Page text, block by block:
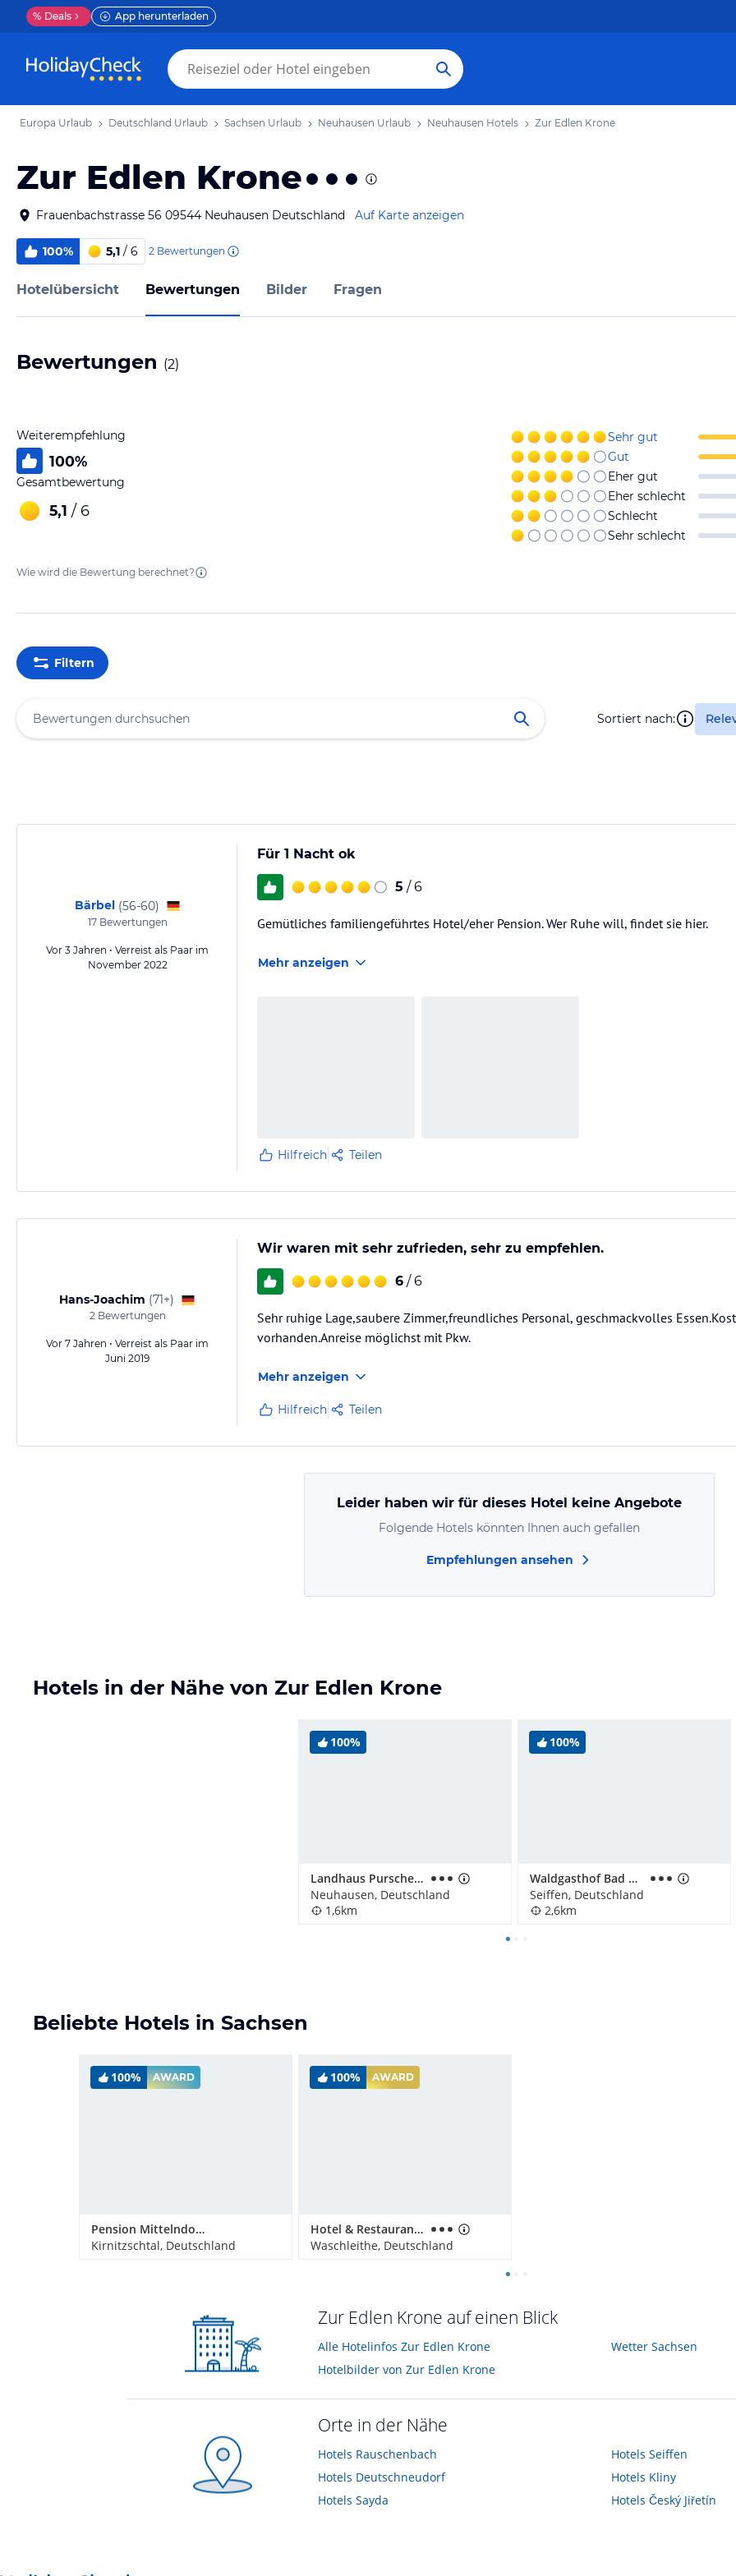
% Deals App herunterladen
Europa Urlaub Deutschland Urlaub Sachsen Urlaub Neuhausen Urlaub Neuhausen Hotels Zur Edlen Krone
Zur Edlen Krone
Frauenbachstrasse 56 09544 Neuhausen Deutschland Auf Karte anzeigen
100% 5,1 / 6 2 Bewertungen
Hotelübersicht Bewertungen Bilder Fragen
Bewertungen (2)
Weiterempfehlung
100%
Gesamtbewertung
5,1 / 6
Sehr gut
Gut
Eher gut
Eher schlecht
Schlecht
Sehr schlecht
Wie wird die Bewertung berechnet?
Filtern
Sortiert nach:
Bärbel (56-60)
17Bewertungen
Vor 3 Jahren • Verreist als Paar im
November 2022
Für 1 Nacht ok
5 / 6
Gemütliches familiengeführtes Hotel/eher Pension. Wer Ruhe will, findet sie hier.
Mehr anzeigen
Hilfreich Teilen
Hans-Joachim (71+)
2Bewertungen
Vor 7 Jahren • Verreist als Paar im
Juni 2019
Wir waren mit sehr zufrieden, sehr zu empfehlen.
6 / 6
Sehr ruhige Lage,saubere Zimmer,freundliches Personal, geschmackvolles
vorhanden.Anreise möglichst mit Pkw.
Mehr anzeigen
Hilfreich Teilen
Leider haben wir für dieses Hotel keine Angebote
Folgende Hotels könnten Ihnen auch gefallen
Empfehlungen ansehen
Hotels in der Nähe von Zur Edlen Krone
100%
Landhaus Purschenstein
Neuhausen, Deutschland
1,6km
100%
Waldgasthof Bad Einsiedel
Seiffen, Deutschland
2,6km
Beliebte Hotels in Sachsen
100% AWARD
Pension Mittelndorfer Mühle
Kirnitzschtal, Deutschland
100% AWARD
Hotel & Restaurant Köhlerhütte - Fürstenbrunn
Waschleithe, Deutschland
Zur Edlen Krone auf einen Blick
Alle Hotelinfos Zur Edlen Krone
Hotelbilder von Zur Edlen Krone
Wetter Sachsen
Orte in der Nähe
Hotels Rauschenbach
Hotels Deutschneudorf
Hotels Sayda
Hotels Seiffen
Hotels Kliny
Hotels Český Jiřetín